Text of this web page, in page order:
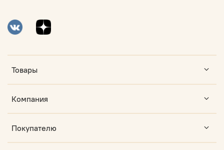
Товары
Компания
Покупателю